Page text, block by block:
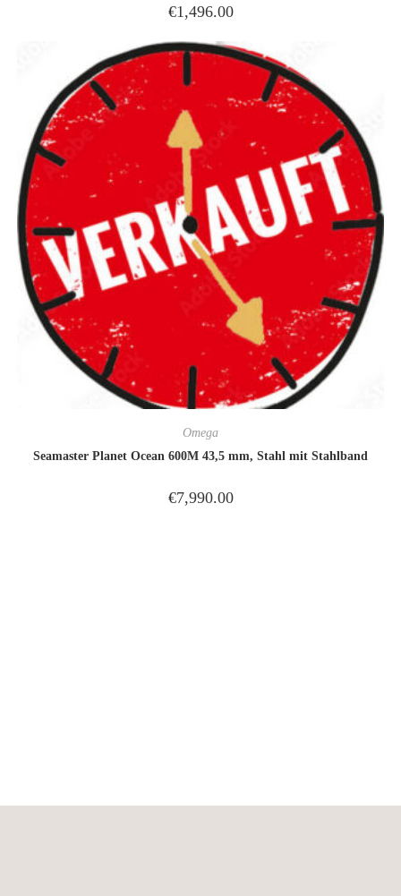
€1,496.00
Omega
Seamaster Planet Ocean 600M 43,5 mm, Stahl mit Stahlband
€7,990.00